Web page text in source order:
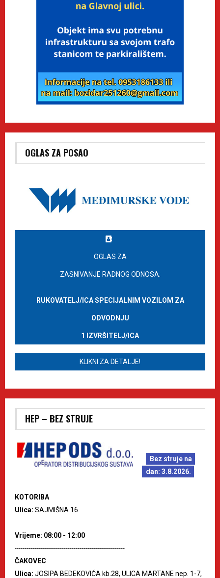
OGLAS ZA POSAO
OGLAS ZA
ZASNIVANJE RADNOG ODNOSA:
RUKOVATELJ/ICA SPECIJALNIM VOZILOM ZA
ODVODNJU
1 IZVRŠITELJ/ICA
KLIKNI ZA DETALJE!
HEP – BEZ STRUJE
Bez struje na
dan: 3.8.2026.
KOTORIBA
Ulica: SAJMIŠNA 16.
Vrijeme: 08:00 - 12:00
--------------------------------------------------------
ČAKOVEC
Ulica: JOSIPA BEDEKOVIĆA kb.28, ULICA MARTANE nep. 1-7,